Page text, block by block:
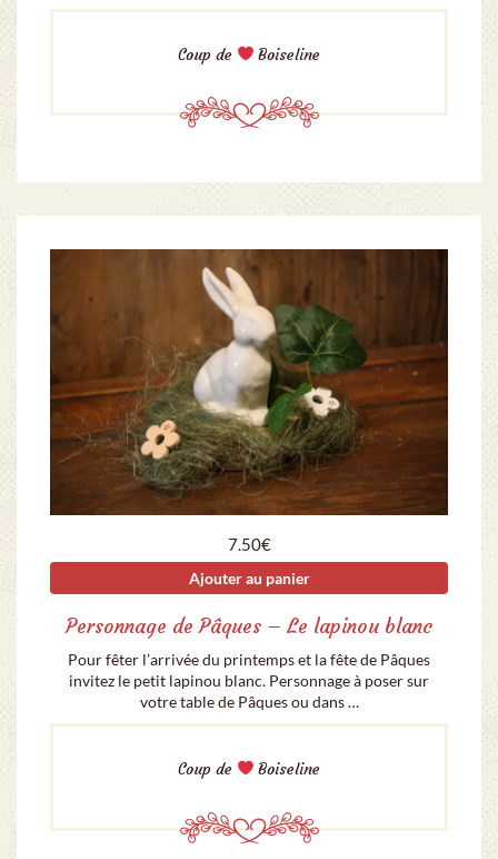
Coup de Boiseline
7.50€
Ajouter au panier
Personnage de Pâques – Le lapinou blanc
Pour fêter l’arrivée du printemps et la fête de Pâques
invitez le petit lapinou blanc. Personnage à poser sur
votre table de Pâques ou dans …
Coup de Boiseline